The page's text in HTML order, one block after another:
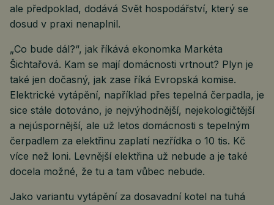
ale předpoklad, dodává Svět hospodářství, který se
dosud v praxi nenaplnil.
„Co bude dál?“, jak říkává ekonomka Markéta
Šichtařová. Kam se mají domácnosti vrtnout? Plyn je
také jen dočasný, jak zase říká Evropská komise.
Elektrické vytápění, například přes tepelná čerpadla, je
sice stále dotováno, je nejvýhodnější, nejekologičtější
a nejúspornější, ale už letos domácnosti s tepelným
čerpadlem za elektřinu zaplatí nezřídka o 10 tis. Kč
více než loni. Levnější elektřina už nebude a je také
docela možné, že tu a tam vůbec nebude.
Jako variantu vytápění za dosavadní kotel na tuhá